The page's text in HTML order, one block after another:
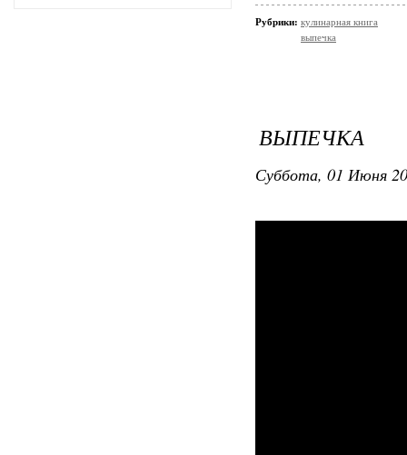
Рубрики: кулинарная книга
выпечка
ВЫПЕЧКА
Суббота, 01 Июня